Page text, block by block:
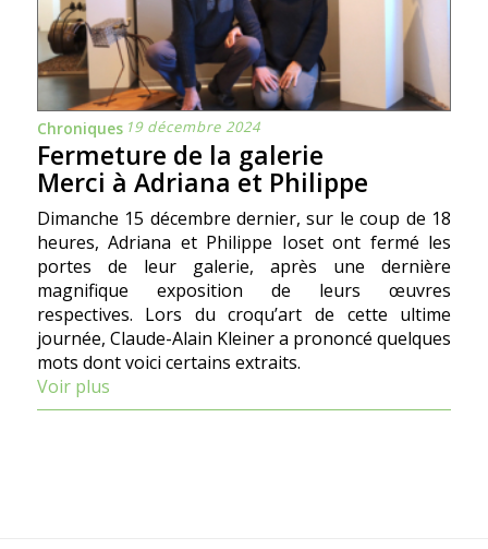
Chroniques 19 décembre 2024
Fermeture de la galerie
Merci à Adriana et Philippe
Dimanche 15 décembre dernier, sur le coup de 18
heures, Adriana et Philippe Ioset ont fermé les
portes de leur galerie, après une dernière
magnifique exposition de leurs œuvres
respectives. Lors du croqu’art de cette ultime
journée, Claude-Alain Kleiner a prononcé quelques
mots dont voici certains extraits.
Voir plus